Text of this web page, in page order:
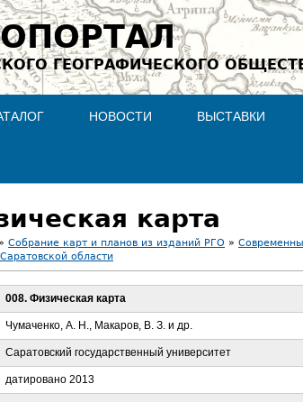
Jump
ГЕОГРАФИЧЕСКОГО
НОВОСТИ ВЫСТАВКИ
карта
» Собрание карт и планов из изданий РГО »
области
008. Физическая карта
Чумаченко, А. Н., Макаров, В. З. и др.
Саратовский государственный университет
датировано 2013